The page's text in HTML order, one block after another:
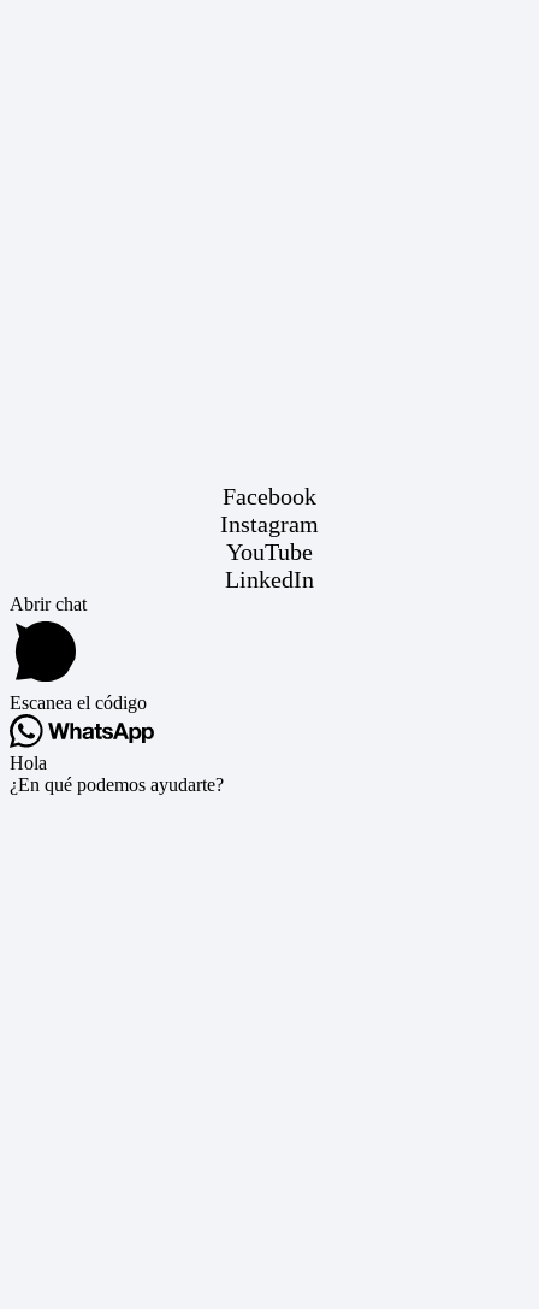
Facebook
Instagram
YouTube
LinkedIn
Abrir chat
Escanea el código
Hola
¿En qué podemos ayudarte?